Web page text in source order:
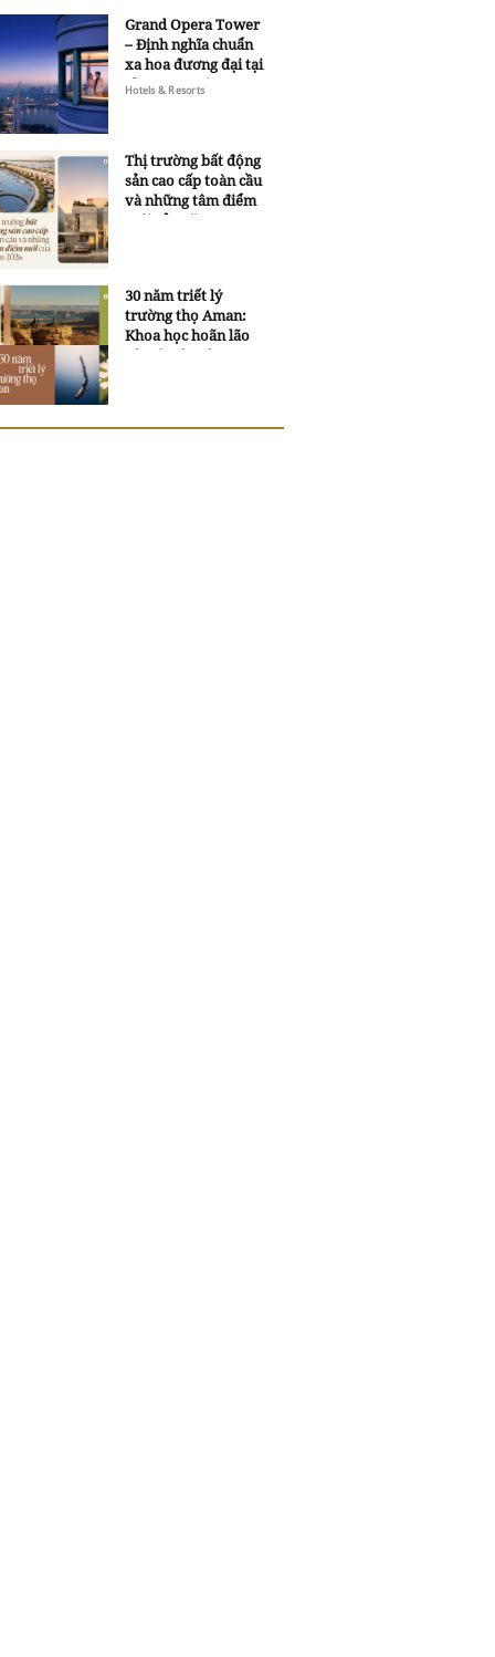
Grand Opera Tower
– Định nghĩa chuẩn
xa hoa đương đại tại
Sheraton Saigon
Hotels & Resorts
Thị trường bất động
sản cao cấp toàn cầu
và những tâm điểm
mới của năm 2026
30 năm triết lý
trường thọ Aman:
Khoa học hoãn lão
và trí tuệ ngàn xưa